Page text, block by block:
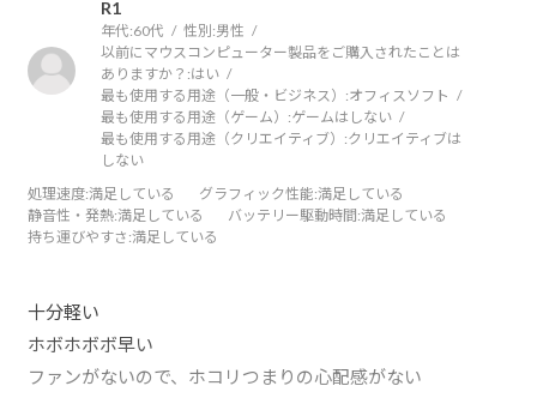
R1
年代:60代 性別:男性
以前にマウスコンピューター製品をご購入されたことは
ありますか？:はい
最も使用する用途（一般・ビジネス）:オフィスソフト
最も使用する用途（ゲーム）:ゲームはしない
最も使用する用途（クリエイティブ）:クリエイティブは
しない
処理速度:満足している グラフィック性能:満足している
静音性・発熱:満足している バッテリー駆動時間:満足している
持ち運びやすさ :満足している
十分軽い
ホボホボボ早い
ファンがないので、ホコリつまりの心配感がない